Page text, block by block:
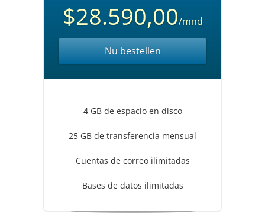
$28.590,00/mnd
Nu bestellen
4 GB de espacio en disco
25 GB de transferencia mensual
Cuentas de correo ilimitadas
Bases de datos ilimitadas